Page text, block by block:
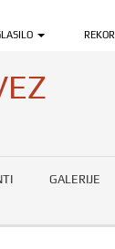
GALERIJE